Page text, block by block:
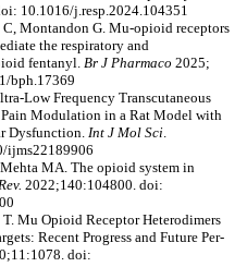
10.1016/j.resp.2024.104351
Montandon G. Mu-opioid receptors
the respiratory and
fentanyl. Br J Pharmaco 2025;
bph.17369
Low Frequency Transcutaneous
Modulation in a Rat Model with
Dysfunction. Int J Mol Sci.
ijms22189906
MA. The opioid system in
2022;140:104800. doi:
Mu Opioid Receptor Heterodimers
Recent Progress and Future Per-
doi: